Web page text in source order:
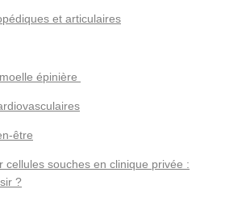
et articulaires
épinière
être
cellules souches en clinique privée :
?